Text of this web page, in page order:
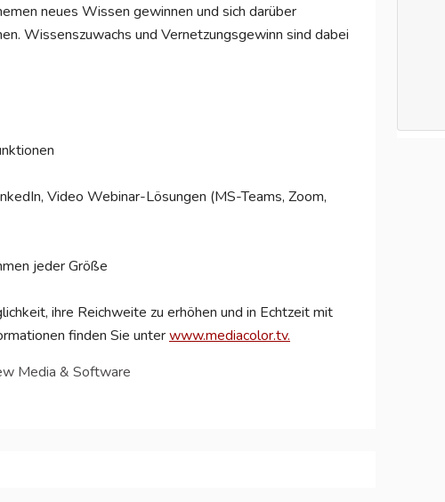
neues Wissen gewinnen und sich darüber
Wissenszuwachs und Vernetzungsgewinn sind dabei
Video Webinar-Lösungen (MS-Teams, Zoom,
jeder Größe
ihre Reichweite zu erhöhen und in Echtzeit mit
finden Sie unterwww.mediacolor.tv.
Media & Software